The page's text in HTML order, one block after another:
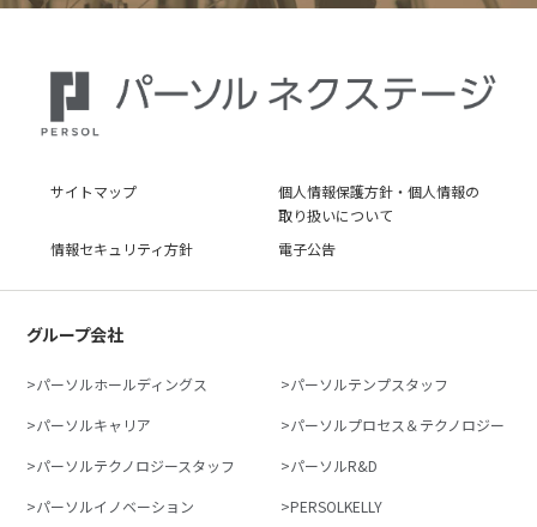
サイトマップ
個人情報保護方針・個人情報の
取り扱いについて
情報セキュリティ方針
電子公告
グループ会社
パーソルホールディングス
パーソルテンプスタッフ
パーソルキャリア
パーソルプロセス＆テクノロジー
パーソルテクノロジースタッフ
パーソルR&D
パーソルイノベーション
PERSOLKELLY